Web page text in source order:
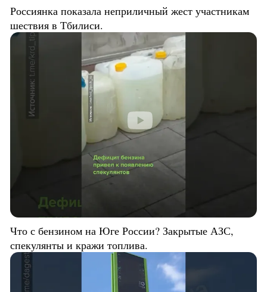
Россиянка показала неприличный жест участникам
шествия в Тбилиси.
Что с бензином на Юге России? Закрытые АЗС,
спекулянты и кражи топлива.